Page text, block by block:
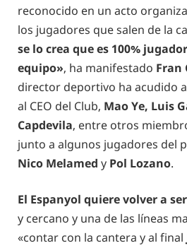
reconocido en un acto
los jugadores que salen de la
se lo crea que es 100%
equipo», ha manifestado Fran
director deportivo ha acudido
al CEO del Club, Mao Ye, Luis
Capdevila, entre otros
junto a algunos jugadores del
Nico Melamed y Pol Lozano.
El Espanyol quiere volver a
y cercano y una de las líneas
«contar con la cantera y al final